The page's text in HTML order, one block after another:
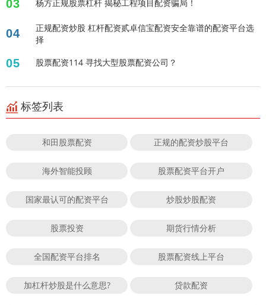
03 杨方正规股票杠杆 揭秘工程项目配资骗局！
04
正规配资炒股 杠杆配资贰卓信宝配资安全靠谱的配资平台选
择
05 股票配资114 寻找大型股票配资公司？
标签列表
和田股票配资 正规的配资炒股平台
海外智能投顾 股票配资平台开户
国家最认可的配资平台 炒股炒股配资
股票投资 期货行情分析
全国配资平台排名 股票配资线上平台
加杠杆炒股是什么意思? 贷款配资